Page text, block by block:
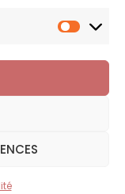
contactez-